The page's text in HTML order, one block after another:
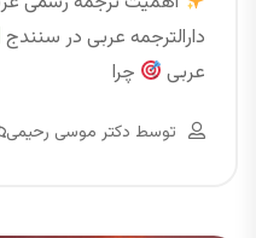
دارالترجمه عربی در سنندج
عربی
چرا
توسط دکتر موسی رحیمی